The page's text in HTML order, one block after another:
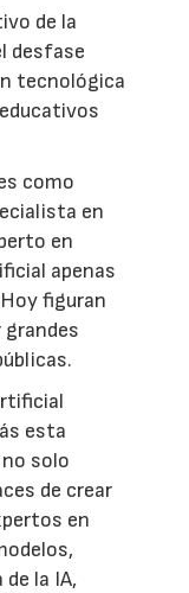
de la
desfase
tecnológica
como
en
en
apenas
figuran
esta
solo
de crear
en
la IA,